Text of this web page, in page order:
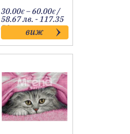
30.00€ –60.00€Price
range:
30.00€
through
60.00€
/
58.67 лв. - 117.35
лв. виж